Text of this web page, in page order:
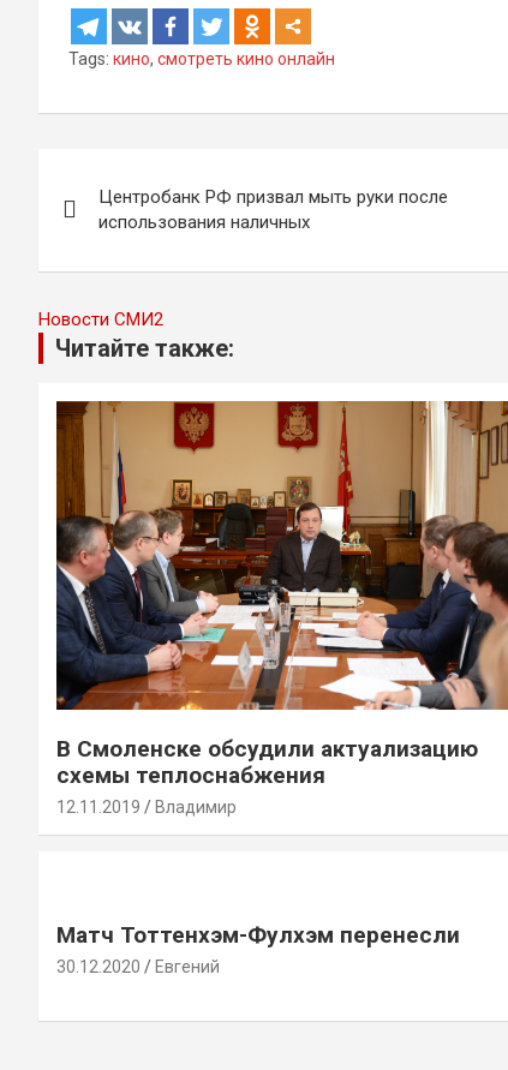
Tags: кино, смотреть кино онлайн
по
записям
Центробанк РФ призвал мыть руки после
использования наличных
Новости СМИ2
Читайте также:
В Смоленске обсудили актуализацию
схемы теплоснабжения
12.11.2019 Владимир
Матч Тоттенхэм-Фулхэм перенесли
30.12.2020 Евгений